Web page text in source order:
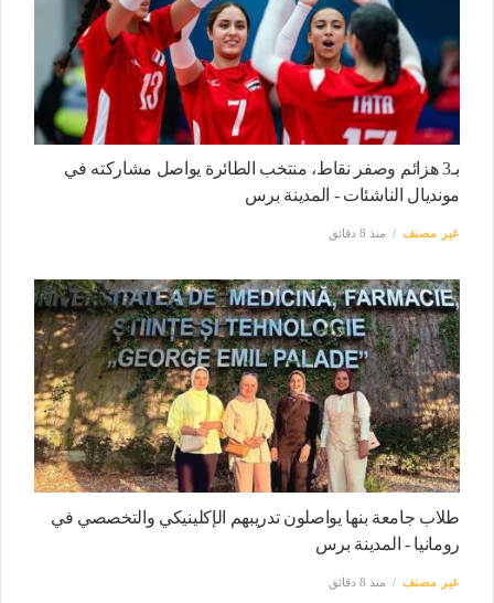
بـ3 هزائم وصفر نقاط، منتخب الطائرة يواصل مشاركته في
مونديال الناشئات - المدينة برس
غير مصنف منذ 8 دقائق
طلاب جامعة بنها يواصلون تدريبهم الإكلينيكي والتخصصي في
رومانيا - المدينة برس
غير مصنف منذ 8 دقائق